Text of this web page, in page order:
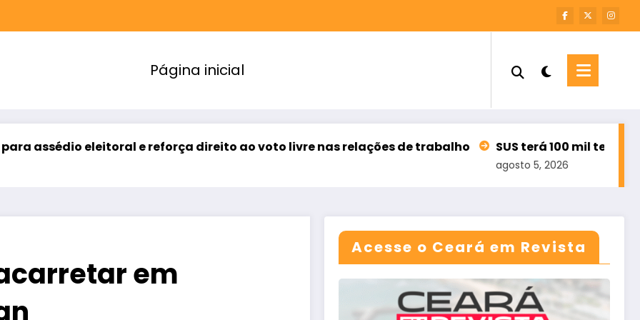
Página inicial
e reforça direito ao voto livre nas relações de trabalho SUS terá 100 mil teleatendimentos para
em
Acesse o Ceará em Revista